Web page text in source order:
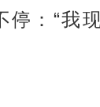
：“我